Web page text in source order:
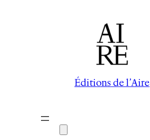
Éditions de l’Aire